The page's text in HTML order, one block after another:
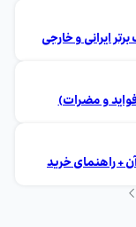
و مضرات)
+ راهنمای خرید